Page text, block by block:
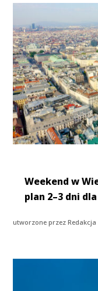
Weekend w
plan 2–3 dni
utworzone przezRedakcja